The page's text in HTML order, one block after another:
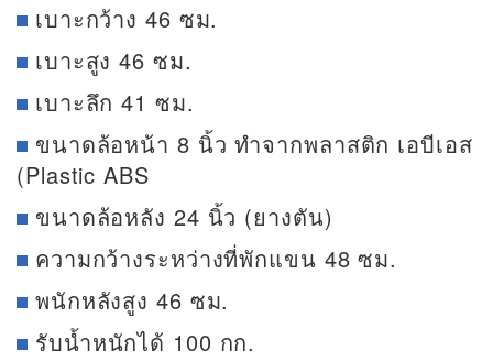
เบาะกว้าง 46 ซม.
เบาะสูง 46 ซม.
เบาะลึก 41 ซม.
ขนาดล้อหน้า 8 นิ้ว ทำจากพลาสติก เอบีเอส
(Plastic ABS
ขนาดล้อหลัง 24 นิ้ว (ยางตัน)
ความกว้างระหว่างที่พักแขน 48 ซม.
พนักหลังสูง 46 ซม.
รับน้ำหนักได้ 100 กก.